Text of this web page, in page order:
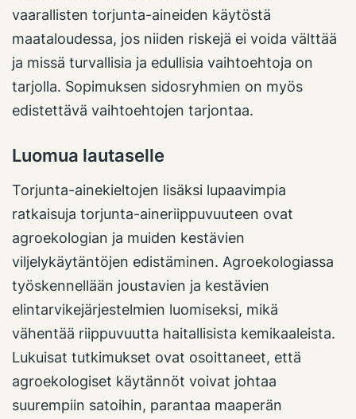
vaarallisten torjunta-aineiden käytöstä
maataloudessa, jos niiden riskejä ei voida välttää
ja missä turvallisia ja edullisia vaihtoehtoja on
tarjolla. Sopimuksen sidosryhmien on myös
edistettävä vaihtoehtojen tarjontaa.
Luomua lautaselle
Torjunta-ainekieltojen lisäksi lupaavimpia
ratkaisuja torjunta-aineriippuvuuteen ovat
agroekologian ja muiden kestävien
viljelykäytäntöjen edistäminen. Agroekologiassa
työskennellään joustavien ja kestävien
elintarvikejärjestelmien luomiseksi, mikä
vähentää riippuvuutta haitallisista kemikaaleista.
Lukuisat tutkimukset ovat osoittaneet, että
agroekologiset käytännöt voivat johtaa
suurempiin satoihin, parantaa maaperän